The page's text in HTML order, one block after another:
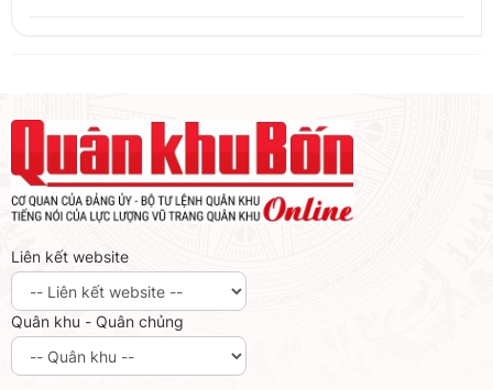
Liên kết website
Quân khu - Quân chủng